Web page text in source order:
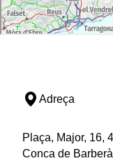
Adreça
Plaça, Major, 16,
Conca de